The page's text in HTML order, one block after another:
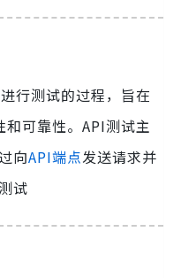
进行测试的过程，旨在
可靠性。API测试主
向API端点发送请求并
试‌